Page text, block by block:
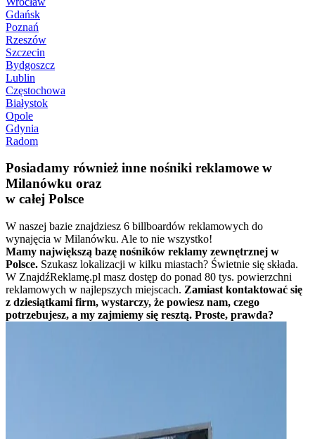
Gdańsk
Poznań
Rzeszów
Szczecin
Bydgoszcz
Lublin
Częstochowa
Białystok
Opole
Gdynia
Radom
Posiadamy również inne nośniki reklamowe w
Milanówku oraz
w całej Polsce
W naszej bazie znajdziesz 6 billboardów reklamowych do
wynajęcia w Milanówku. Ale to nie wszystko!
Mamy największą bazę nośników reklamy zewnętrznej w
Polsce. Szukasz lokalizacji w kilku miastach? Świetnie się składa.
W ZnajdźReklamę.pl masz dostęp do ponad 80 tys. powierzchni
reklamowych w najlepszych miejscach. Zamiast kontaktować się
z dziesiątkami firm, wystarczy, że powiesz nam, czego
potrzebujesz, a my zajmiemy się resztą. Proste, prawda?